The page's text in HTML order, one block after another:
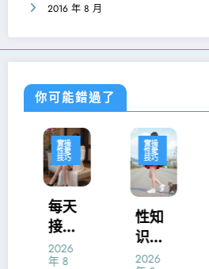
2016 年 8 月
你可能錯過了
實操
性愛
技巧
每天
接吻
三次
2026
年 8
技巧
性知
识：
男人
2026